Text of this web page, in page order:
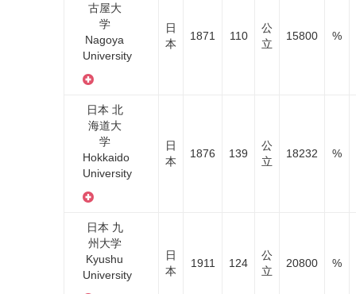
古屋大
学
Nagoya
University
日
本
1871 110
公
立
15800 %
日本 北
海道大
学
Hokkaido
University
日
本
1876 139
公
立
18232 %
日本 九
州大学
Kyushu
University
日
本
1911 124
公
立
20800 %